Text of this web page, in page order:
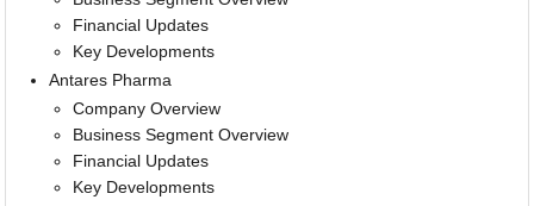
Financial Updates
Key Developments
Antares Pharma
Company Overview
Business Segment Overview
Financial Updates
Key Developments